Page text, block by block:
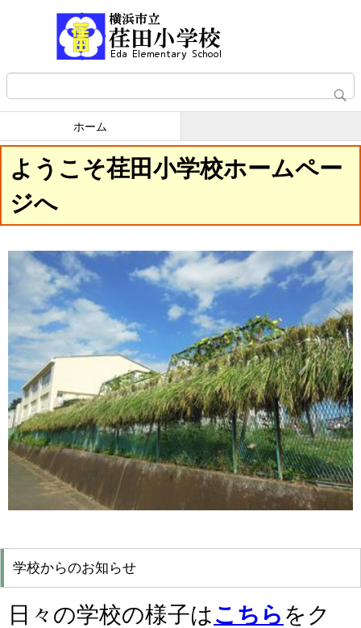
ホーム
ようこそ荏田小学校ホームペー
ジへ
学校からのお知らせ
日々の学校の様子はこちら をク